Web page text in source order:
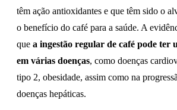
têm ação antioxidantes e que têm sido o
o benefício do café para a saúde. A
que a ingestão regular de café pode ter
em várias doenças, como doenças
tipo 2, obesidade, assim como na
doenças hepáticas.